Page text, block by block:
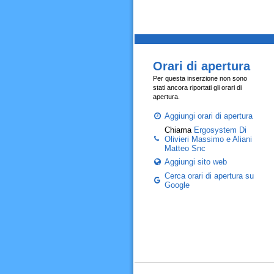
Orari di apertura
Per questa inserzione non sono
stati ancora riportati gli orari di
apertura.
Aggiungi orari di apertura
Chiama Ergosystem Di
Olivieri Massimo e Aliani
Matteo Snc
Aggiungi sito web
Cerca orari di apertura su
Google